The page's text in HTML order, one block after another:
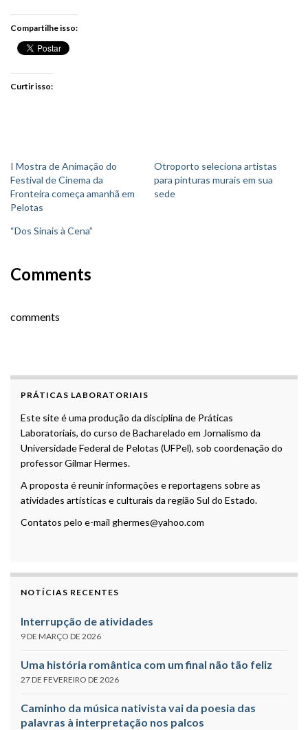
Compartilhe isso:
Curtir isso:
I Mostra de Animação do
Festival de Cinema da
Fronteira começa amanhã em
Pelotas
Otroporto seleciona artistas
para pinturas murais em sua
sede
“Dos Sinais à Cena”
Comments
comments
PRÁTICAS LABORATORIAIS
Este site é uma produção da disciplina de Práticas
Laboratoriais, do curso de Bacharelado em Jornalismo da
Universidade Federal de Pelotas (UFPel), sob coordenação do
professor Gilmar Hermes.
A proposta é reunir informações e reportagens sobre as
atividades artísticas e culturais da região Sul do Estado.
Contatos pelo e-mail ghermes@yahoo.com
NOTÍCIAS RECENTES
Interrupção de atividades
9 DE MARÇO DE 2026
Uma história romântica com um final não tão feliz
27 DE FEVEREIRO DE 2026
Caminho da música nativista vai da poesia das
palavras à interpretação nos palcos